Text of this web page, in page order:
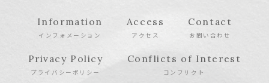
Information
インフォメーション
Access
アクセス
Contact
お問い合わせ
Privacy Policy
プライバシーポリシー
Conflicts of Interest
コンフリクト